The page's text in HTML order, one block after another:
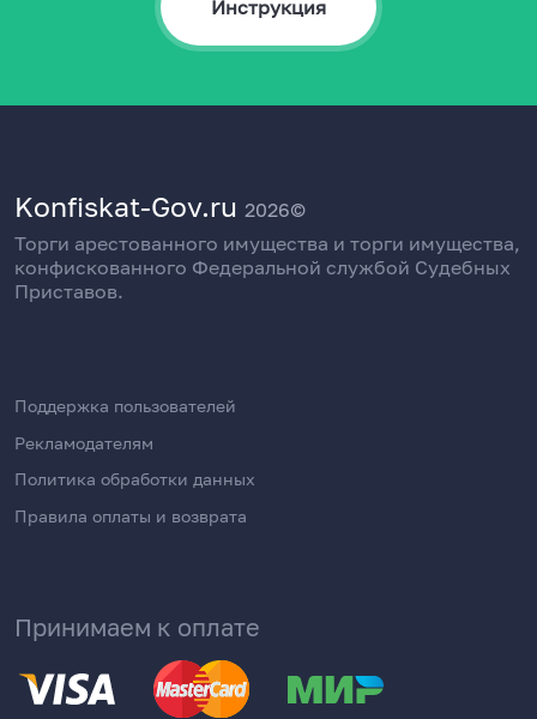
Инструкция
Konfiskat-Gov.ru 2026©
Торги арестованного имущества и торги имущества,
конфискованного Федеральной службой Судебных
Приставов.
Поддержка пользователей
Рекламодателям
Политика обработки данных
Правила оплаты и возврата
Принимаем к оплате